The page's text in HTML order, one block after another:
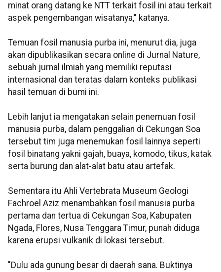
minat orang datang ke NTT terkait fosil ini atau terkait
aspek pengembangan wisatanya," katanya.
Temuan fosil manusia purba ini, menurut dia, juga
akan dipublikasikan secara online di Jurnal Nature,
sebuah jurnal ilmiah yang memiliki reputasi
internasional dan teratas dalam konteks publikasi
hasil temuan di bumi ini.
Lebih lanjut ia mengatakan selain penemuan fosil
manusia purba, dalam penggalian di Cekungan Soa
tersebut tim juga menemukan fosil lainnya seperti
fosil binatang yakni gajah, buaya, komodo, tikus, katak
serta burung dan alat-alat batu atau artefak.
Sementara itu Ahli Vertebrata Museum Geologi
Fachroel Aziz menambahkan fosil manusia purba
pertama dan tertua di Cekungan Soa, Kabupaten
Ngada, Flores, Nusa Tenggara Timur, punah diduga
karena erupsi vulkanik di lokasi tersebut.
"Dulu ada gunung besar di daerah sana. Buktinya